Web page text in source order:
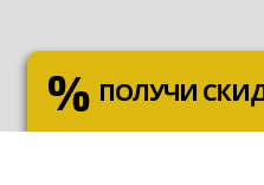
ПОЛУЧИ